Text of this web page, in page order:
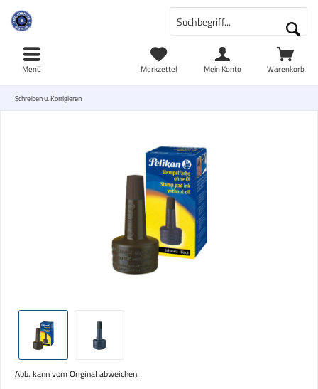
Warenkorb
Merkzettel Mein Konto
Menü
Schreiben u. Korrigieren
Abb. kann vom Original abweichen.